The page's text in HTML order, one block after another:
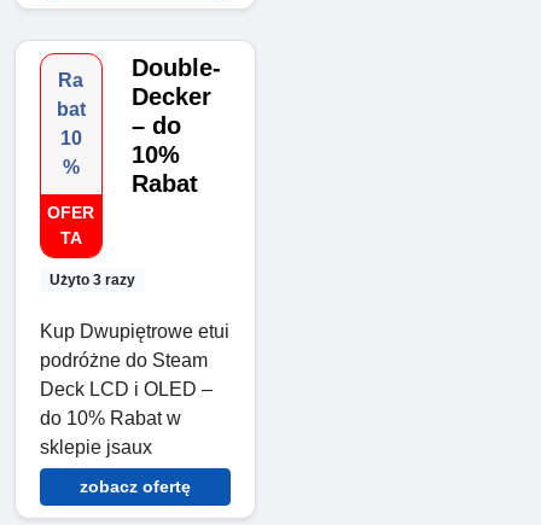
Ra
bat
10
%
OFER
TA
Użyto 3 razy
Double-
Decker
– do
10%
Rabat
Kup Dwupiętrowe etui
podróżne do Steam
Deck LCD i OLED –
do 10% Rabat w
sklepie jsaux
zobacz ofertę